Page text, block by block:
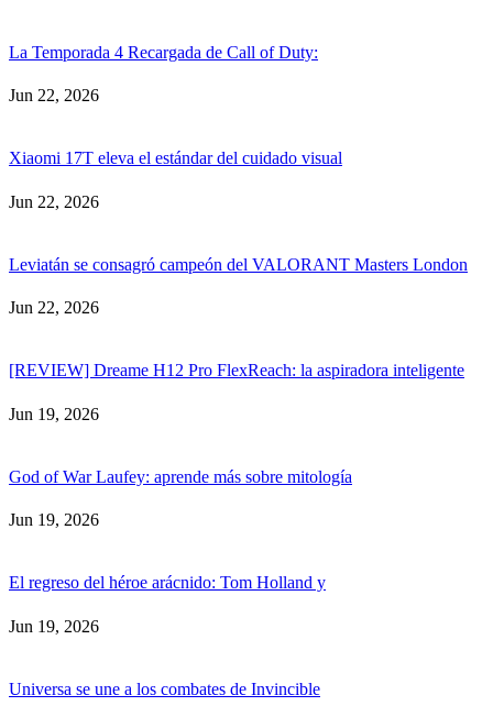
La Temporada 4 Recargada de Call of Duty:
Jun 22, 2026
Xiaomi 17T eleva el estándar del cuidado visual
Jun 22, 2026
Leviatán se consagró campeón del VALORANT Masters London
Jun 22, 2026
[REVIEW] Dreame H12 Pro FlexReach: la aspiradora inteligente
Jun 19, 2026
God of War Laufey: aprende más sobre mitología
Jun 19, 2026
El regreso del héroe arácnido: Tom Holland y
Jun 19, 2026
Universa se une a los combates de Invincible